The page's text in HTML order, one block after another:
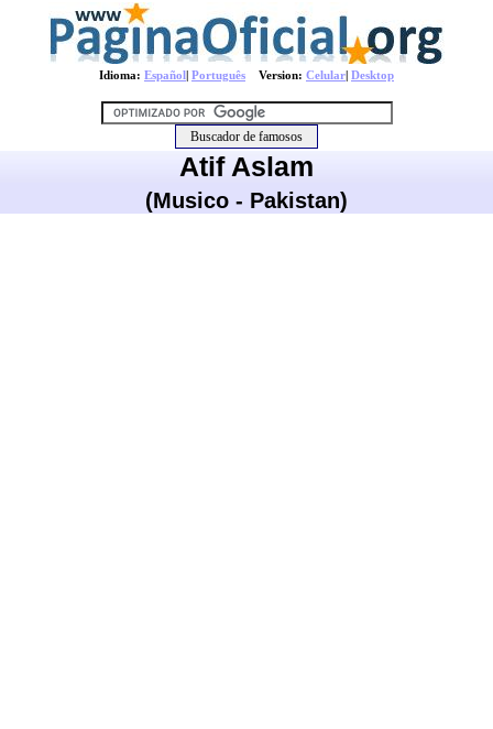
Idioma: Español| Português Version: Celular| Desktop
Atif Aslam
(Musico - Pakistan)